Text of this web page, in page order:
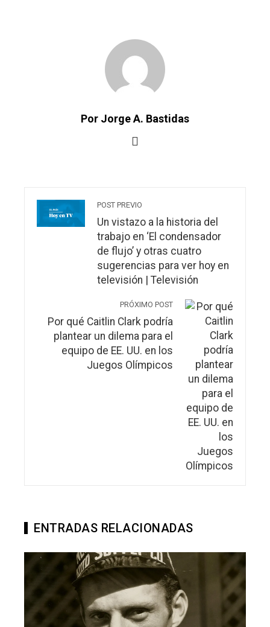
Por Jorge A. Bastidas
POST PREVIO
Un vistazo a la historia del
trabajo en ‘El condensador
de flujo’ y otras cuatro
sugerencias para ver hoy en
televisión | Televisión
PRÓXIMO POST
Por qué Caitlin Clark podría
plantear un dilema para el
equipo de EE. UU. en los
Juegos Olímpicos
ENTRADAS RELACIONADAS